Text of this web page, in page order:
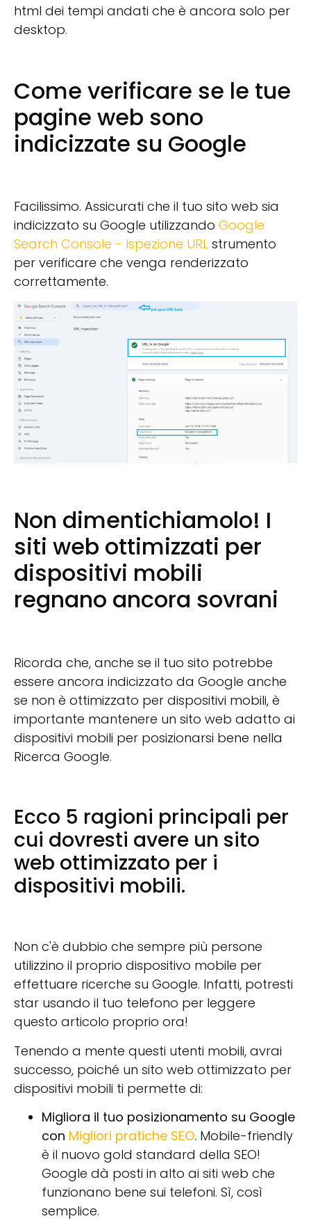
html dei tempi andati che è ancora solo per
desktop.
Come verificare se le tue
pagine web sono
indicizzate su Google
Facilissimo. Assicurati che il tuo sito web sia
indicizzato su Google utilizzando Google
Search Console - Ispezione URL strumento
per verificare che venga renderizzato
correttamente.
Non dimentichiamolo! I
siti web ottimizzati per
dispositivi mobili
regnano ancora sovrani
Ricorda che, anche se il tuo sito potrebbe
essere ancora indicizzato da Google anche
se non è ottimizzato per dispositivi mobili, è
importante mantenere un sito web adatto ai
dispositivi mobili per posizionarsi bene nella
Ricerca Google.
Ecco 5 ragioni principali per
cui dovresti avere un sito
web ottimizzato per i
dispositivi mobili.
Non c'è dubbio che sempre più persone
utilizzino il proprio dispositivo mobile per
effettuare ricerche su Google. Infatti, potresti
star usando il tuo telefono per leggere
questo articolo proprio ora!
Tenendo a mente questi utenti mobili, avrai
successo, poiché un sito web ottimizzato per
dispositivi mobili ti permette di:
Migliora il tuo posizionamento su Google
con Migliori pratiche SEO. Mobile-friendly
è il nuovo gold standard della SEO!
Google dà posti in alto ai siti web che
funzionano bene sui telefoni. Sì, così
semplice.